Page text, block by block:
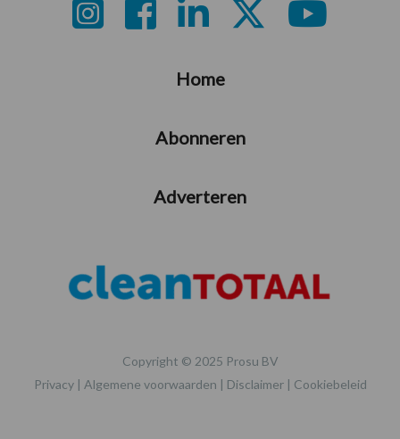
Home
Abonneren
Adverteren
Copyright © 2025 Prosu BV
Privacy| Algemene voorwaarden | Disclaimer| Cookiebeleid